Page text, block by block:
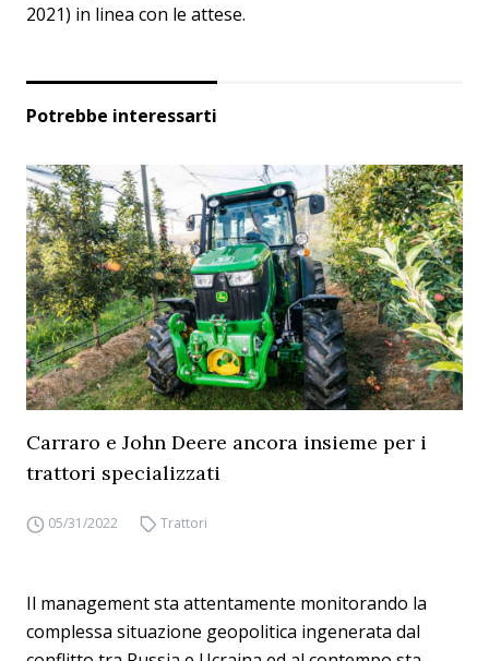
2021) in linea con le attese.
Potrebbe interessarti
Carraro e John Deere ancora insieme per i
trattori specializzati
05/31/2022 Trattori
Il management sta attentamente monitorando la
complessa situazione geopolitica ingenerata dal